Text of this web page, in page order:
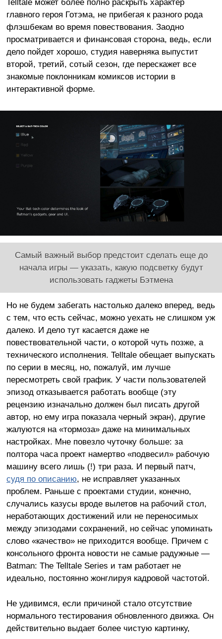
Telltale может более полно раскрыть характер
главного героя Готэма, не прибегая к разного рода
флэшбекам во время повествования. Заодно
просматривается и финансовая сторона, ведь, если
дело пойдет хорошо, студия наверняка выпустит
второй, третий, сотый сезон, где перескажет все
знакомые поклонникам комиксов истории в
интерактивной форме.
Самый важный выбор предстоит сделать еще до
начала игры — указать, какую подсветку будут
использовать гаджеты Бэтмена
Но не будем забегать настолько далеко вперед, ведь
с тем, что есть сейчас, можно уехать не слишком уж
далеко. И дело тут касается даже не
повествовательной части, о которой чуть позже, а
технического исполнения. Telltale обещает выпускать
по серии в месяц, но, пожалуй, им лучше
пересмотреть свой график. У части пользователей
эпизод отказывается работать вообще (эту
рецензию изначально должен был писать другой
автор, но ему игра показала черный экран), другие
жалуются на «тормоза» даже на минимальных
настройках. Мне повезло чуточку больше: за
полтора часа проект намертво «подвесил» рабочую
машину всего лишь (!) три раза. И первый патч,
судя по описанию, не исправляет указанных
проблем. Раньше с проектами студии, конечно,
случались казусы вроде вылетов на рабочий стол,
неработающих достижений или не переносимых
между эпизодами сохранений, но сейчас упоминать
слово «качество» не приходится вообще. Причем с
консольного фронта новости не самые радужные —
Batman: The Telltale Series и там работает не
идеально, постоянно жонглируя кадровой частотой.
Не удивимся, если причиной стало отсутствие
нормального тестирования обновленного движка. Он
действительно выдает более чистую картинку,